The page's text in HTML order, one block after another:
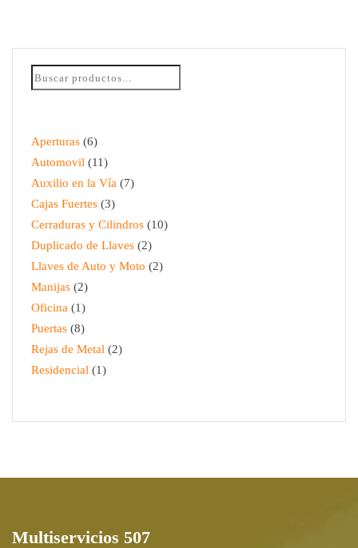
2012
$185.00
Aperturas 6
Automovil
11
Auxilio en la Vía
7
Cajas Fuertes 3
Cerraduras y Cilindros
10
Duplicado de Llaves
2
Llaves de Auto y Moto
2
Manijas
2
Oficina
1
Puertas 8
Rejas de Metal
2
Residencial
1
Multiservicios 507